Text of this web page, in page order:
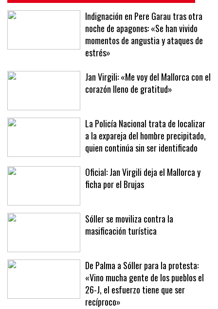
Indignación en Pere Garau tras otra
noche de apagones: «Se han vivido
momentos de angustia y ataques de
estrés»
Jan Virgili: «Me voy del Mallorca con el
corazón lleno de gratitud»
La Policía Nacional trata de localizar
a la expareja del hombre precipitado,
quien continúa sin ser identificado
Oficial: Jan Virgili deja el Mallorca y
ficha por el Brujas
Sóller se moviliza contra la
masificación turística
De Palma a Sóller para la protesta:
«Vino mucha gente de los pueblos el
26-J, el esfuerzo tiene que ser
recíproco»